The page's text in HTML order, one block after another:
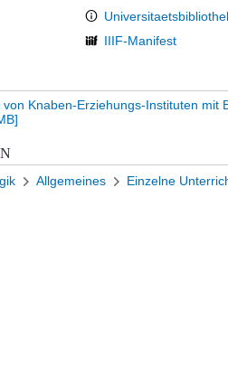
IIIF-Manifest
Knaben-Erziehungs-Instituten mit
]
Allgemeines Einzelne